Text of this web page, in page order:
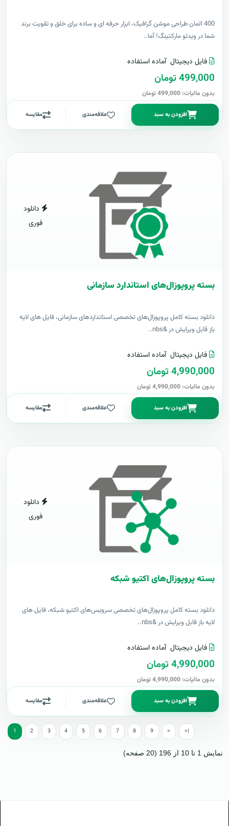
400 المان طراحی موشن گرافیک، ابزار حرفه ای و ساده برای خلق و تقویت برند
شما در ویدئو مارکتینگ! آما..
فایل دیجیتال آماده استفاده
499,000 تومان
بدون مالیات: 499,000 تومان
افزودن به سبد علاقه‌مندی مقایسه
دانلود
فوری
بسته پروپوزال‌های استاندارد سازمانی
دانلود بسته کامل پروپوزال‌های تخصصی استانداردهای سازمانی، فایل های لایه
باز قابل ویرایش در &nbs..
فایل دیجیتال آماده استفاده
4,990,000 تومان
بدون مالیات: 4,990,000 تومان
افزودن به سبد علاقه‌مندی مقایسه
دانلود
فوری
بسته پروپوزال‌های اکتیو شبکه
دانلود بسته کامل پروپوزال‌های تخصصی سرویس‌های اکتیو شبکه، فایل های
لایه باز قابل ویرایش در &nbs..
فایل دیجیتال آماده استفاده
4,990,000 تومان
بدون مالیات: 4,990,000 تومان
افزودن به سبد علاقه‌مندی مقایسه
1 2 3 4 5 6 7 8 9 > >|
نمایش 1 تا 10 از 196 (20 صفحه)